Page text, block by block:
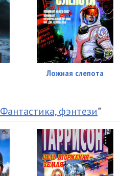
Ложная слепота
Фантастика, фэнтези"